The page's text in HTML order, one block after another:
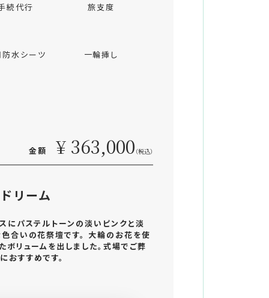
続代行 旅支度
水シーツ 一輪挿し
金額 ¥ 363,000 （税込）
リーム
にパステルトーンの淡いピンクと淡
合いの花祭壇です。 大輪のお花を使
ボリュームを出しました。式場でご葬
おすすめです。